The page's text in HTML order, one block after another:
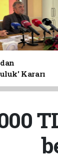
Kararı